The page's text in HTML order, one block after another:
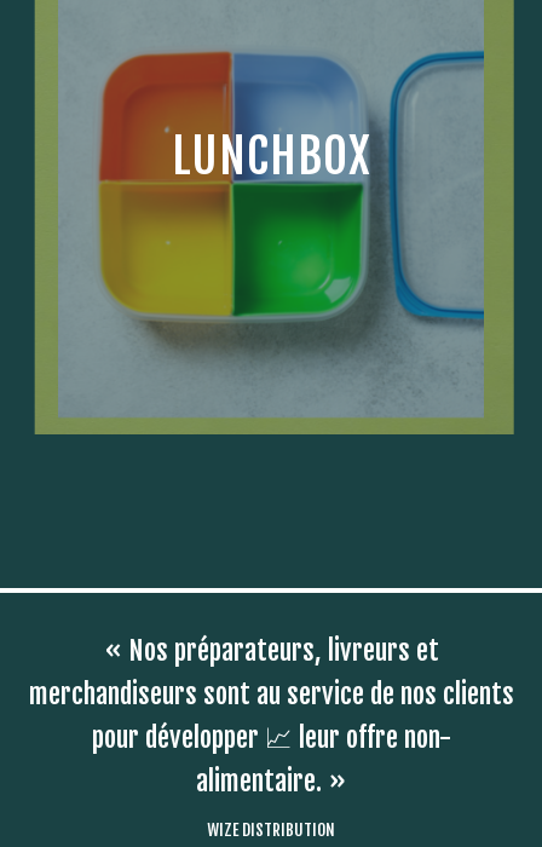
LUNCHBOX
« Nos préparateurs, livreurs et
merchandiseurs sont au service de nos clients
pour développer 📈 leur offre non-
alimentaire. »
WIZE DISTRIBUTION